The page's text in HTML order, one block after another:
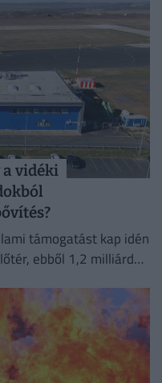
a vidéki
támogatást kap idén
ebből 1,2 milliárd